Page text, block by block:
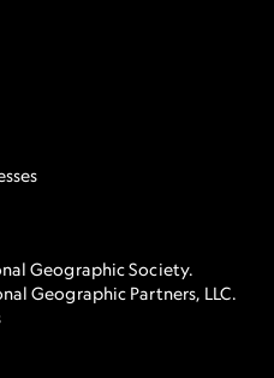
Geographic Society.
Geographic Partners, LLC.